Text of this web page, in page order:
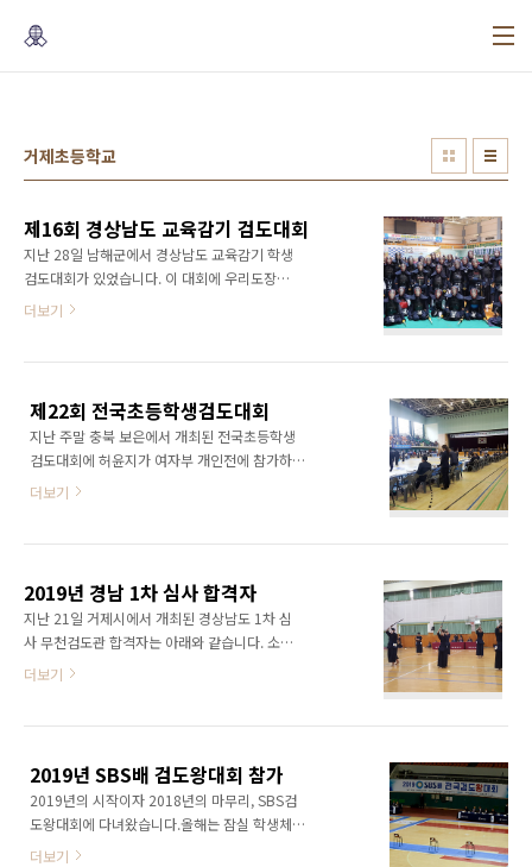
거제초등학교
제16회 경상남도 교육감기 검도대회
지난 28일 남해군에서 경상남도 교육감기 학생
검도대회가 있었습니다. 이 대회에 우리도장은
40여명 규모의 선수단으로 참가하였습니다. 입
개인전 3-4학년부 3위 원유정 5-6학년부 준우승
이윤성 중등부 개인전 준우승 신명성 여중부 개
인전 준우승 이다은 고등부 개인전 우승 배재용
초등부 단체 3위 곽대훈 ,김종근,박민혁,김종석,
고등부 단체 우승 배재성, 윤도경, 배재용 우수지
더보기
제22회 전국초등학생검도대회
지난 주말 충북 보은에서 개최된 전국초등학생
검도대회에 허윤지가 여자부 개인전에 참가하고
왔습니다. 같이 개최되는 시도대항 초등학생 검
은데, 이제 5학년이니 더 많이 발전할것이라 생
각해봅니다. 시합영상
https://www.youtube.com/watch?
v=eFOu4PegTus
v=NOYe_RHkWys
v=bhGPozWwwxQ
https://www.youtube.com/watch?
v=oP01L90i69k https:..
더보기
2019년 경남 1차 심사 합격자
지난 21일 거제시에서 개최된 경상남도 1차 심
사 무천검도관 합격자는 아래와 같습니다. 소년
초단 : 양경수 소년2단 : 서승우, 김건우, 김연우,
board=notice&mode=view&idx=1508&search=&searchstring=&page=
::: 경상남도검도회 ::: ※ 2019년 제1차 승단 심
사 합격자 명단 ※합격비는 개인적으로 입금하
지마시고, *꼭* 각 도장 관장님께서 취합하셔서
4/29(월)까지 각 도장별로 입금해주시기바랍니
더보기
2019년 SBS배 검도왕대회 참가
2019년의 시작이자 2018년의 마무리, SBS검
도왕대회에 다녀왔습니다.올해는 잠실 학생체육
관에서 2월 20일부터 21일까지 개최되었구요,
더보기